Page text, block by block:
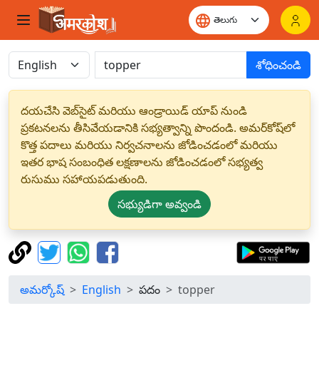
శోధించండి
దయచేసి వెబ్‌సైట్ మరియు ఆండ్రాయిడ్ యాప్ నుండి
ప్రకటనలను తీసివేయడానికి సభ్యత్వాన్ని పొందండి. అమర్‌కోష్‌లో
కొత్త పదాలు మరియు నిర్వచనాలను జోడించడంలో మరియు
ఇతర భాష సంబంధిత లక్షణాలను జోడించడంలో సభ్యత్వ
రుసుము సహాయపడుతుంది.
సభ్యుడిగా అవ్వండి
అమర్కోష్ English పదం topper